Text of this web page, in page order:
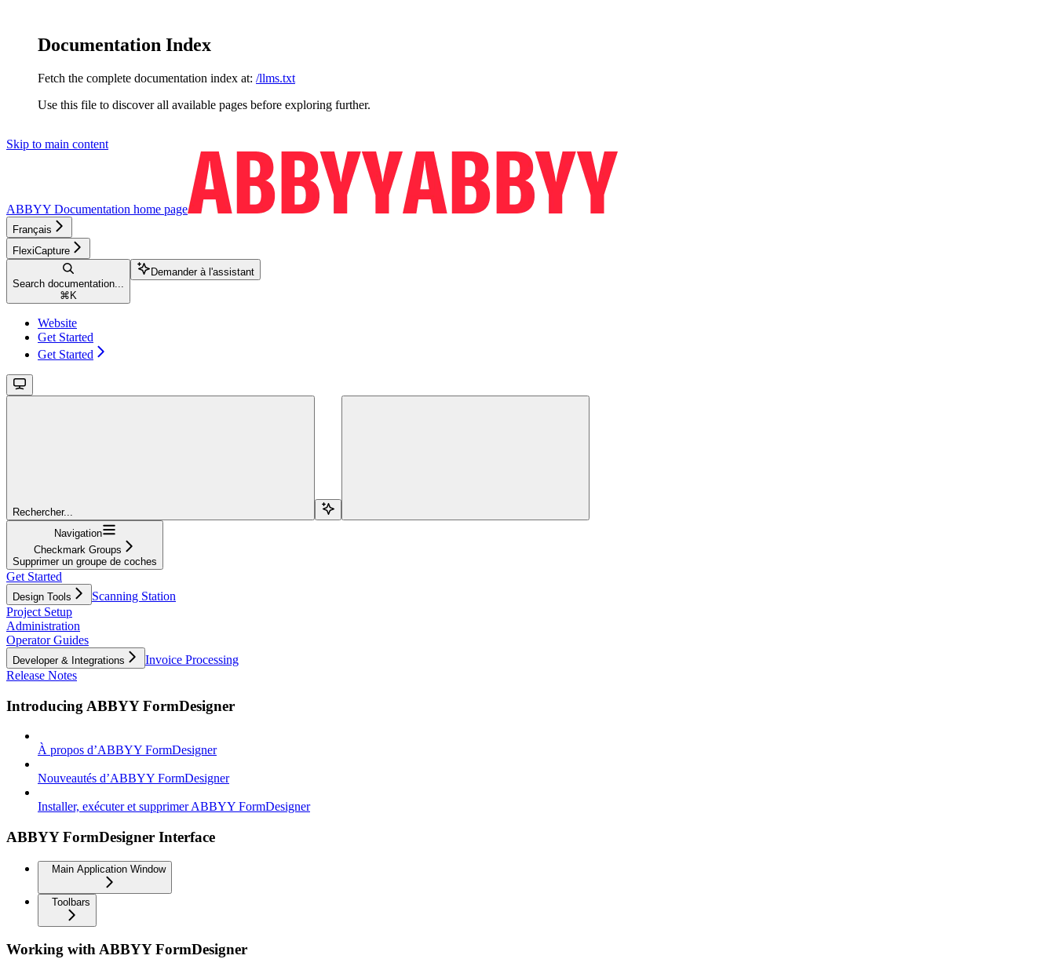
Documentation Index
Fetch the complete documentation index at: /llms.txt
Use this file to discover all available pages before exploring further.
Skip to main content
ABBYY Documentation home page
Français
FlexiCapture
Search documentation...
⌘ K
Demander à l'assistant
Website
Get Started
Get Started
Rechercher...
Navigation
Checkmark Groups
Supprimer un groupe de coches
Get Started
Design Tools
Scanning Station
Project Setup
Administration
Operator Guides
Developer & Integrations
Invoice Processing
Release Notes
Introducing ABBYY FormDesigner
À propos d’ABBYY FormDesigner
Nouveautés d’ABBYY FormDesigner
Installer, exécuter et supprimer ABBYY FormDesigner
ABBYY FormDesigner Interface
Main Application Window
Toolbars
Working with ABBYY FormDesigner